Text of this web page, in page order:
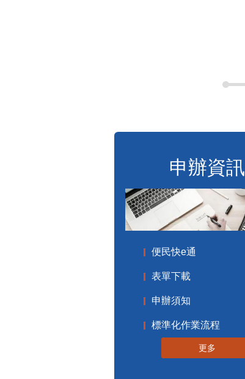
申辦資訊
便民快e通
表單下載
申辦須知
標準化作業流程
更多